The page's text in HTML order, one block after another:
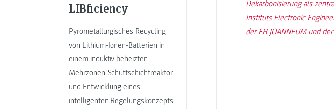
LIBficiency
Pyrometallurgisches Recycling
von Lithium-Ionen-Batterien in
einem induktiv beheizten
Mehrzonen-Schüttschichtreaktor
und Entwicklung eines
intelligenten Regelungskonzepts
Dekarbonisierung als
Instituts Electronic
der FH JOANNEUM und